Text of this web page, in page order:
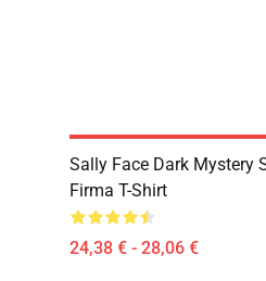
Sally Face Dark Mystery
Firma T-Shirt
24,38 € - 28,06 €